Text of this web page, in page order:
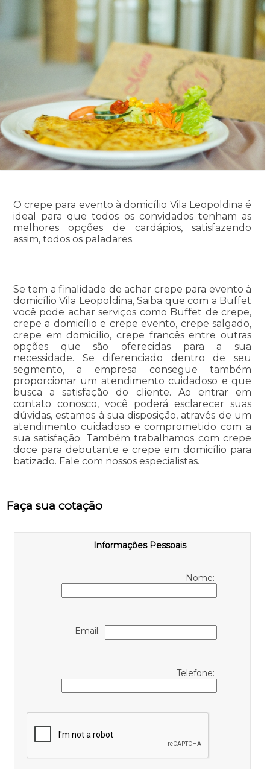
O crepe para evento à domicílio Vila Leopoldina é
ideal para que todos os convidados tenham as
melhores opções de cardápios, satisfazendo
assim, todos os paladares.
Se tem a finalidade de achar crepe para evento à
domicílio Vila Leopoldina, Saiba que com a Buffet
você pode achar serviços como Buffet de crepe,
crepe a domicílio e crepe evento, crepe salgado,
crepe em domicílio, crepe francês entre outras
opções que são oferecidas para a sua
necessidade. Se diferenciado dentro de seu
segmento, a empresa consegue também
proporcionar um atendimento cuidadoso e que
busca a satisfação do cliente. Ao entrar em
contato conosco, você poderá esclarecer suas
dúvidas, estamos à sua disposição, através de um
atendimento cuidadoso e comprometido com a
sua satisfação. Também trabalhamos com crepe
doce para debutante e crepe em domicílio para
batizado. Fale com nossos especialistas.
Faça sua cotação
Informações Pessoais
Nome:
Email:
Telefone: